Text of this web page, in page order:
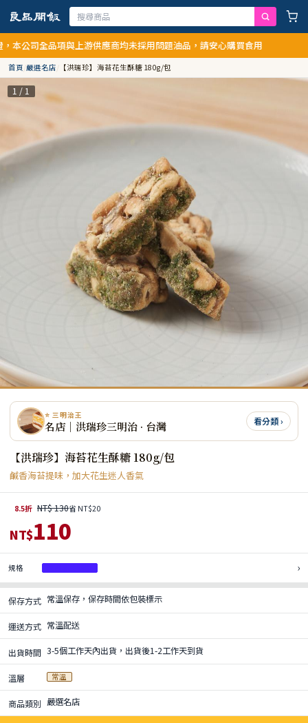
司全品項與上游供應商均未採用問題油品，請安心購買食用
首頁/嚴選名店/ 【洪瑞珍】海苔花生酥糖 180g/包
1 / 1
⭐ 三明治王
名店｜洪瑞珍三明治 · 台灣 看分類 ›
【洪瑞珍】海苔花生酥糖 180g/包
鹹香海苔提味，加大花生迷人香氣
8.5折 NT$ 130省 NT$20
NT$110
規格 ›
保存方式 常溫保存，保存時間依包裝標示
運送方式 常溫配送
出貨時間 3-5個工作天內出貨，出貨後1-2工作天到貨
溫層 常溫
商品類別 嚴選名店